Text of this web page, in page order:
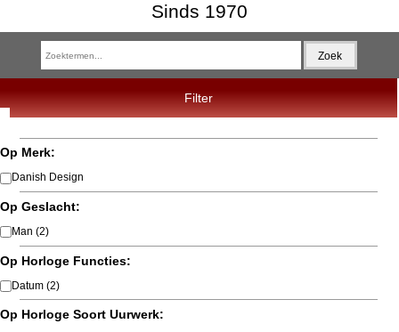
Sinds 1970
Filter
Op Merk:
Danish Design
Op Geslacht:
Man (2)
Op Horloge Functies:
Datum (2)
Op Horloge Soort Uurwerk: